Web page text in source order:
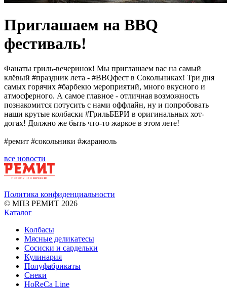
Приглашаем на BBQ
фестиваль!
Фанаты гриль-вечеринок! Мы приглашаем вас на самый
клёвый #праздник лета - #BBQфест в Сокольниках! Три дня
самых горячих #барбекю мероприятий, много вкусного и
атмосферного. А самое главное - отличная возможность
познакомится потусить с нами оффлайн, ну и попробовать
наши крутые колбаски #ГрильБЕРИ в оригинальных хот-
догах! Должно же быть что-то жаркое в этом лете!
#ремит #сокольники #жараиюль
все новости
Политика конфиденциальности
© МПЗ РЕМИТ 2026
Каталог
Колбасы
Мясные деликатесы
Сосиски и сардельки
Кулинария
Полуфабрикаты
Снеки
HoReCa Line